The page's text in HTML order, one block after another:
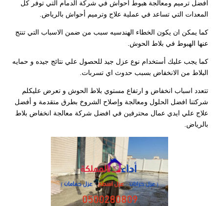
أفضل ترميم ومعالجة هبوط احواش في شركة الدمام التي توفر كل
المعدات التي تساعد في عملية علاج وترميم أحواش بالرياض.
كما يمكن ان يكون الخطاء الهندسيه سبب من ضمن الاسباب التي تنتج
عنها الهبوط في بلاط الحوش.
كما يجب عليك أستخدام نوع عزل جيد للحصول علي نتائج جيده و حمايه
البلاط من الانخفاض بسبب حدوث اي تسربات.
تتعدد اسباب انخفاض و ارتفاع مستوي بلاط الحوش و تعرض عليكلم
شركتنا افضل الحلول ومعالجة وإصلاح الشروخ بطرق متقدمة و أفضل
علاج علي ايدي عمال محترفين في افضل شركة معالجة انخفاض بلاط
بالرياض.